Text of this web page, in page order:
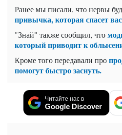
Ранее мы писали, что нервы
привычка, которая спасет
"Знай" также сообщил, что
который приводит к
Кроме того передавали про
помогут быстро заснуть.
Читайте нас в
Google Discover